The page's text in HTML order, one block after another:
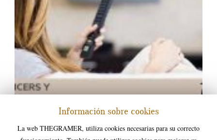
Los influencers y la tv.
Información sobre cookies
La web THEGRAMER, utiliza cookies necesarias para su correcto